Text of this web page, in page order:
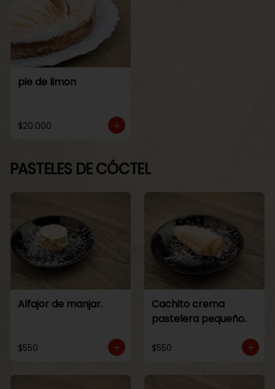
pie de limon
$20.000
PASTELES DE CÓCTEL
Alfajor de manjar.
$550
Cachito crema
pastelera pequeño.
$550